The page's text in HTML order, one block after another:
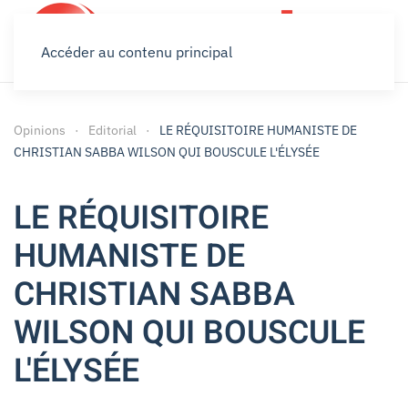
Accéder au contenu principal
Opinions Editorial
LE RÉQUISITOIRE HUMANISTE DE
CHRISTIAN SABBA WILSON QUI BOUSCULE L'ÉLYSÉE
LE RÉQUISITOIRE
HUMANISTE DE
CHRISTIAN SABBA
WILSON QUI BOUSCULE
L'ÉLYSÉE